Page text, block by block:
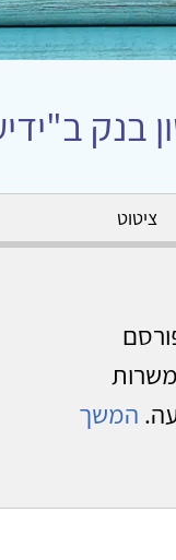
ציטוט
משרות
המשך